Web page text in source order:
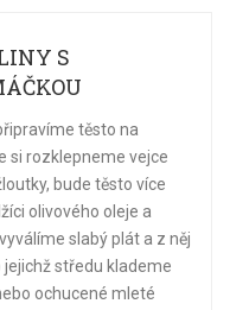
S
těsto na
si rozklepneme vejce
bude těsto více
olivového oleje a
slabý plát a z něj
středu klademe
ochucené mleté